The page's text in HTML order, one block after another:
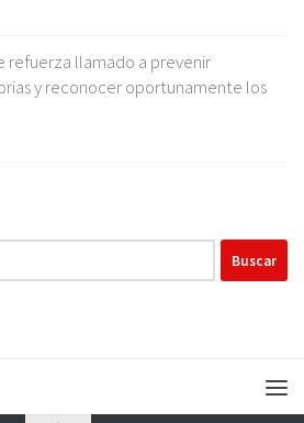
refuerza llamado a prevenir
y reconocer oportunamente los